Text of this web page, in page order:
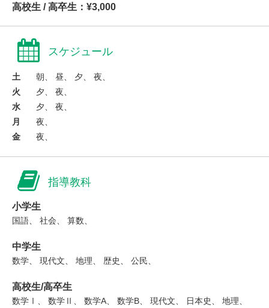
高校生 / 高卒生：¥3,000
スケジュール
土
朝、 昼、 夕、 夜、
火
夕、 夜、
水
夕、 夜、
月
夜、
金
夜、
指導教科
小学生
国語、 社会、 算数、
中学生
数学、 現代文、 地理、 歴史、 公民、
高校生/高卒生
数学Ⅰ、 数学Ⅱ、 数学A、 数学B、 現代文、 日本史、 地理、